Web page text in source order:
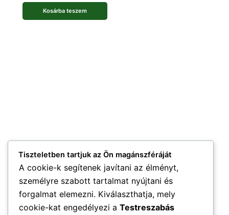
Kosárba teszem
Tiszteletben tartjuk az Ön magánszféráját
A cookie-k segítenek javítani az élményt,
személyre szabott tartalmat nyújtani és
forgalmat elemezni. Kiválaszthatja, mely
cookie-kat engedélyezi a Testreszabás